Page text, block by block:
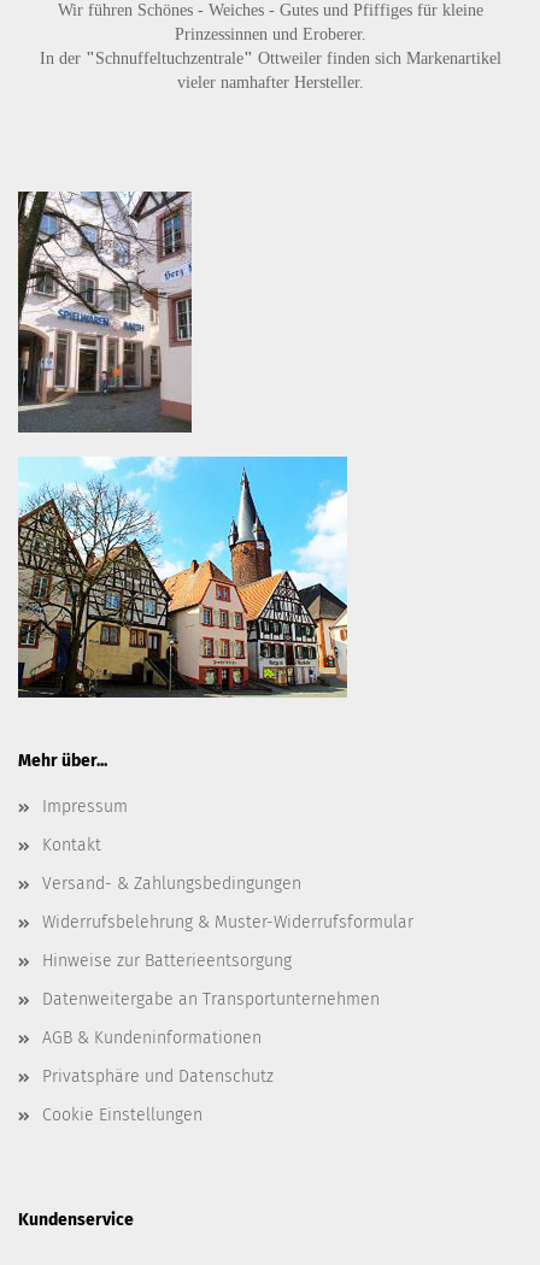
Wir führen Schönes - Weiches - Gutes und Pfiffigesfür kleine
Prinzessinnen und Eroberer.
In der " Schnuffeltuchzentrale" Ottweiler finden sich Markenartikel
vieler namhafter Hersteller.
Mehr über...
Impressum
Kontakt
Versand- & Zahlungsbedingungen
Widerrufsbelehrung & Muster-Widerrufsformular
Hinweise zur Batterieentsorgung
Datenweitergabe an Transportunternehmen
AGB & Kundeninformationen
Privatsphäre und Datenschutz
Cookie Einstellungen
Kundenservice